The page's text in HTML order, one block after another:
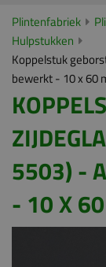
Plintenfabriek
Hulpstukken
Koppelstuk
bewerkt - 10 x 60
5503) -
- 10 X